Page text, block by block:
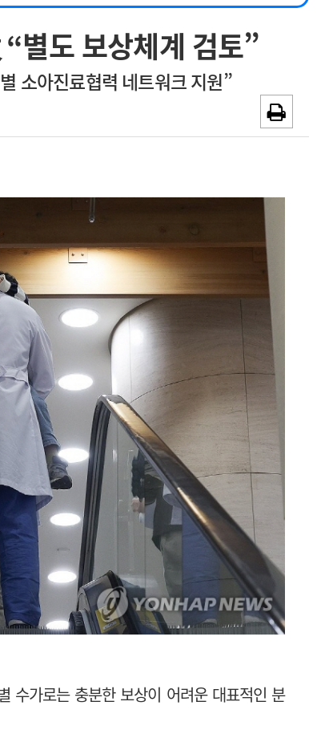
광고안내
~2026-08-15
~2026-08-31
채용시까지
별도 보상체계 검토”
소아진료협력 네트워크 지원”
수가로는 충분한 보상이 어려운 대표적인 분